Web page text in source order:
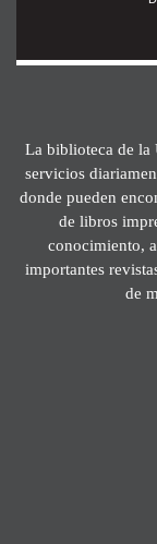
La biblioteca de la
servicios
donde pueden
de libros
conocimiento,
importantes
de